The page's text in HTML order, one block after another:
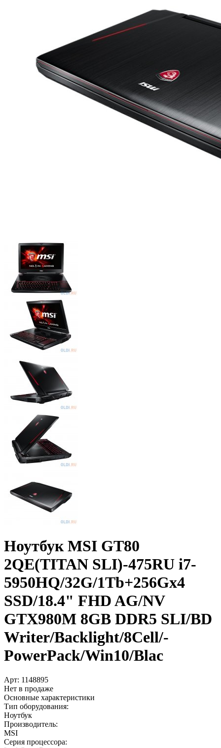
Ноутбук MSI GT80
2QE(TITAN SLI)-475RU i7-
5950HQ/­32G/­1Tb+­256Gx4
SSD/­18.4" FHD AG/­NV
GTX980M 8GB DDR5 SLI/­BD
Writer/­Backlight/­8Cell/­
PowerPack/­Win10/­Blac
Арт: 1148895
Нет в продаже
Основные характеристики
Тип оборудования:
Ноутбук
Производитель:
MSI
Серия процессора: